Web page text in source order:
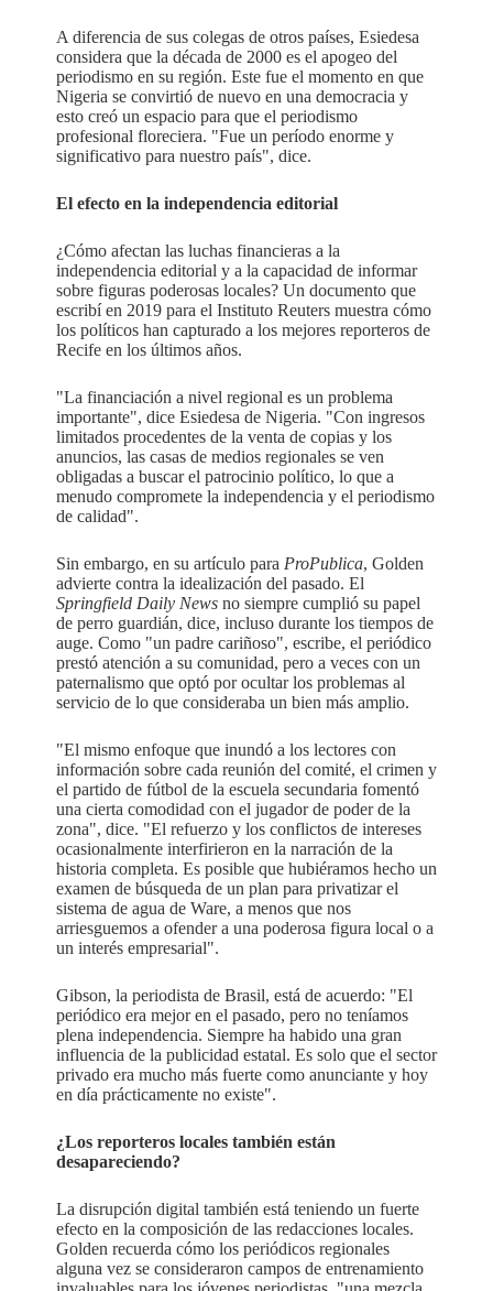
A diferencia de sus colegas de otros países, Esiedesa
considera que la década de 2000 es el apogeo del
periodismo en su región. Este fue el momento en que
Nigeria se convirtió de nuevo en una democracia y
esto creó un espacio para que el periodismo
profesional floreciera. "Fue un período enorme y
significativo para nuestro país", dice.
El efecto en la independencia editorial
¿Cómo afectan las luchas financieras a la
independencia editorial y a la capacidad de informar
sobre figuras poderosas locales? Un documento que
escribí en 2019 para el Instituto Reuters muestra cómo
los políticos han capturado a los mejores reporteros de
Recife en los últimos años.
"La financiación a nivel regional es un problema
importante", dice Esiedesa de Nigeria. "Con ingresos
limitados procedentes de la venta de copias y los
anuncios, las casas de medios regionales se ven
obligadas a buscar el patrocinio político, lo que a
menudo compromete la independencia y el periodismo
de calidad".
Sin embargo, en su artículo para ProPublica, Golden
advierte contra la idealización del pasado. El
Springfield Daily News no siempre cumplió su papel
de perro guardián, dice, incluso durante los tiempos de
auge. Como "un padre cariñoso", escribe, el periódico
prestó atención a su comunidad, pero a veces con un
paternalismo que optó por ocultar los problemas al
servicio de lo que consideraba un bien más amplio.
"El mismo enfoque que inundó a los lectores con
información sobre cada reunión del comité, el crimen y
el partido de fútbol de la escuela secundaria fomentó
una cierta comodidad con el jugador de poder de la
zona", dice. "El refuerzo y los conflictos de intereses
ocasionalmente interfirieron en la narración de la
historia completa. Es posible que hubiéramos hecho un
examen de búsqueda de un plan para privatizar el
sistema de agua de Ware, a menos que nos
arriesguemos a ofender a una poderosa figura local o a
un interés empresarial".
Gibson, la periodista de Brasil, está de acuerdo: "El
periódico era mejor en el pasado, pero no teníamos
plena independencia. Siempre ha habido una gran
influencia de la publicidad estatal. Es solo que el sector
privado era mucho más fuerte como anunciante y hoy
en día prácticamente no existe".
¿Los reporteros locales también están
desapareciendo?
La disrupción digital también está teniendo un fuerte
efecto en la composición de las redacciones locales.
Golden recuerda cómo los periódicos regionales
alguna vez se consideraron campos de entrenamiento